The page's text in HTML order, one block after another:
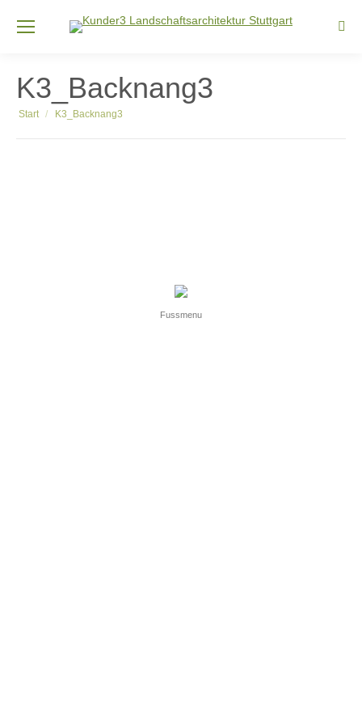
K3_Backnang3
Sie befinden sich hier:
Start K3_Backnang3
Fussmenu